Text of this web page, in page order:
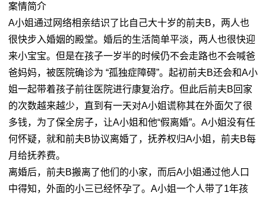
案情简介
A小姐通过网络相亲结识了比自己大十岁的前夫B，两人也
很快步入婚姻的殿堂。婚后的生活简单平淡，两人也很快迎
来小宝宝。但是在孩子一岁半的时候仍不会走路也不会喊爸
爸妈妈，被医院确诊为 “孤独症障碍”。起初前夫B还会和A小
姐一起带着孩子前往医院进行康复治疗。但此后前夫B回家
的次数越来越少，直到有一天对A小姐谎称其在外面欠了很
多钱，为了保全房子，让A小姐和他“假离婚”。A小姐没有任
何怀疑，就和前夫B协议离婚了，抚养权归A小姐，前夫B每
月给抚养费。
离婚后，前夫B搬离了他们的小家，而后A小姐通过他人口
中得知，外面的小三已经怀孕了。A小姐一个人带了1年孩